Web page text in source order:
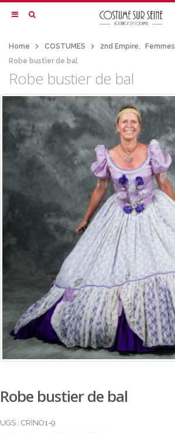
Home COSTUMES 2nd Empire,
Femmes
Robe bustier de bal
Robe bustier de bal
Robe bustier de bal
UGS : CRINO1-9